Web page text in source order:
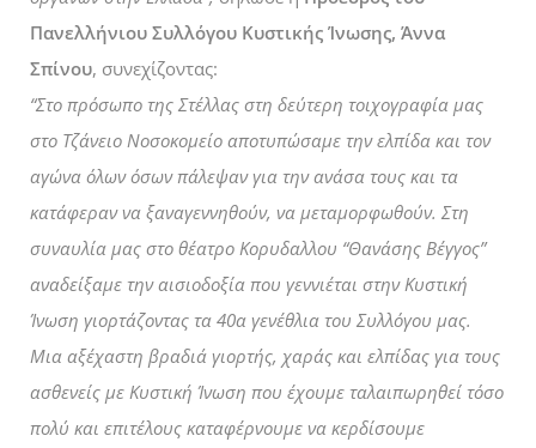
Πανελλήνιου Συλλόγου Κυστικής Ίνωσης, Άννα
Σπίνου, συνεχίζοντας:
“Στο πρόσωπο της Στέλλας στη δεύτερη τοιχογραφία μας
στο Τζάνειο Νοσοκομείο αποτυπώσαμε την ελπίδα και τον
αγώνα όλων όσων πάλεψαν για την ανάσα τους και τα
κατάφεραν να ξαναγεννηθούν, να μεταμορφωθούν. Στη
συναυλία μας στο θέατρο Κορυδαλλου “Θανάσης Βέγγος”
αναδείξαμε την αισιοδοξία που γεννιέται στην Κυστική
Ίνωση γιορτάζοντας τα 40α γενέθλια του Συλλόγου μας.
Μια αξέχαστη βραδιά γιορτής, χαράς και ελπίδας για τους
ασθενείς με Κυστική Ίνωση που έχουμε ταλαιπωρηθεί τόσο
πολύ και επιτέλους καταφέρνουμε να κερδίσουμε